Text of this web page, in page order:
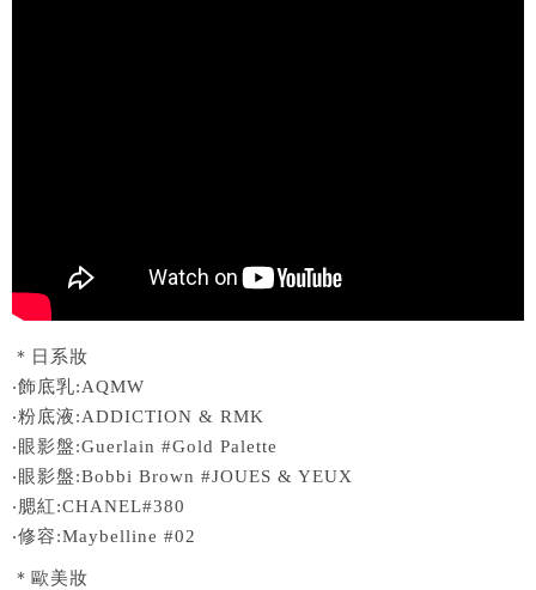
＊日系妝
‧飾底乳:AQMW
‧粉底液:ADDICTION & RMK
‧眼影盤:Guerlain #Gold Palette
‧眼影盤:Bobbi Brown #JOUES & YEUX
‧腮紅:CHANEL#380
‧修容:Maybelline #02
＊歐美妝